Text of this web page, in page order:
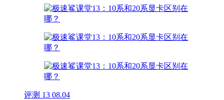
评测 13 08.04